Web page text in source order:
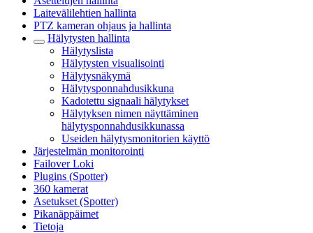
Laitevälilehtien hallinta
PTZ kameran ohjaus ja hallinta
Hälytysten hallinta
Hälytyslista
Hälytysten visualisointi
Hälytysnäkymä
Hälytysponnahdusikkuna
Kadotettu signaali hälytykset
Hälytyksen nimen näyttäminen
hälytysponnahdusikkunassa
Useiden hälytysmonitorien käyttö
Järjestelmän monitorointi
Failover Loki
Plugins (Spotter)
360 kamerat
Asetukset (Spotter)
Pikanäppäimet
Tietoja